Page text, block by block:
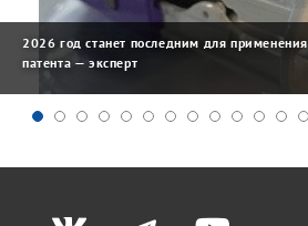
2026 год станет последним для применения
патента — эксперт